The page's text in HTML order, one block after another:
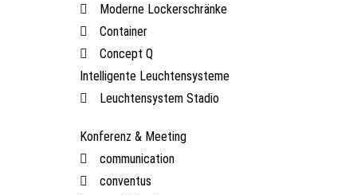
Moderne Lockerschränke
Container
Concept Q
Intelligente Leuchtensysteme
Leuchtensystem Stadio
Konferenz & Meeting
communication
conventus